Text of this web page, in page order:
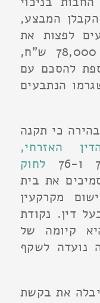
המבצע,
לפצות את
התובעת בסכום נוסף של 78,000 ש"ח,
להסכם עם
הנתבעים
כי תקנה
האזרחי,
לחוק
את בית
מקרקעין
דין. נקודת
קיומה של
נועדה לשקף
את בקשת